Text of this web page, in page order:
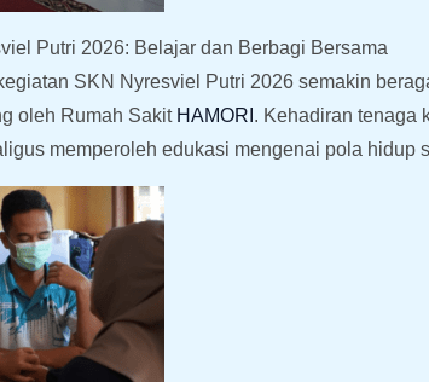
Putri 2026: Belajar dan Berbagi Bersama
SKN Nyresviel Putri 2026 semakin
oleh Rumah Sakit HAMORI . Kehadiran tenaga
memperoleh edukasi mengenai pola hidup